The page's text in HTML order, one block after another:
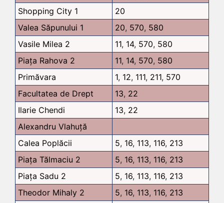
Shopping City 1
20
Valea Săpunului 1
20, 570, 580
Vasile Milea 2
11, 14, 570, 580
Piața Rahova 2
11, 14, 570, 580
Primăvara
1, 12, 111, 211, 570
Facultatea de Drept
13, 22
Ilarie Chendi
13, 22
Alexandru Vlahuță
Calea Poplăcii
5, 16, 113, 116, 213
Piața Tălmaciu 2
5, 16, 113, 116, 213
Piața Sadu 2
5, 16, 113, 116, 213
Theodor Mihaly 2
5, 16, 113, 116, 213